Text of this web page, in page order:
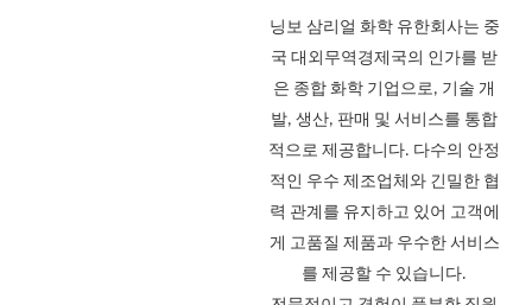
닝보 삼리얼 화학 유한회사는 중
국 대외무역경제국의 인가를 받
은 종합 화학 기업으로, 기술 개
발, 생산, 판매 및 서비스를 통합
적으로 제공합니다. 다수의 안정
적인 우수 제조업체와 긴밀한 협
력 관계를 유지하고 있어 고객에
게 고품질 제품과 우수한 서비스
를 제공할 수 있습니다.